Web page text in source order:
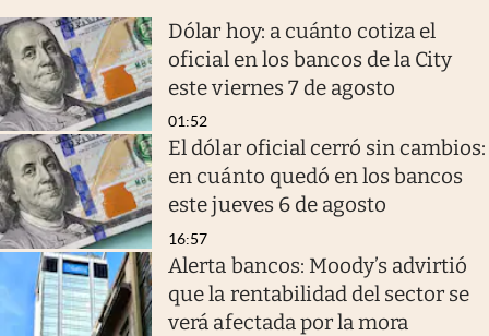
Dólar hoy: a cuánto cotiza el
oficial en los bancos de la City
este viernes 7 de agosto
01:52
El dólar oficial cerró sin cambios:
en cuánto quedó en los bancos
este jueves 6 de agosto
16:57
Alerta bancos: Moody’s advirtió
que la rentabilidad del sector se
verá afectada por la mora